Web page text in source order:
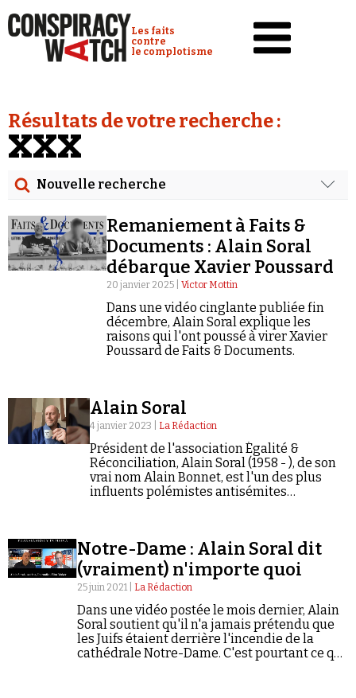
Conspiracy Watch :
Les faits
contre
le complotisme
Analyses
Vidéos
Émissions
Revues de presse
Newsletter
Faire un don
Demander à Vera
Résultats de votre recherche :
XXX
Nouvelle recherche
Date
Rechercher dans tous les contenus
Cibler votre recherche
Rechercher
Remaniement à Faits &
Documents : Alain Soral
débarque Xavier Poussard
20 janvier 2025 | Victor Mottin
Dans une vidéo cinglante publiée fin
décembre, Alain Soral explique les
raisons qui l'ont poussé à virer Xavier
Poussard de Faits & Documents.
Alain Soral
4 janvier 2023 | La Rédaction
Président de l'association Égalité &
Réconciliation, Alain Soral (1958 - ), de son
vrai nom Alain Bonnet, est l'un des plus
influents polémistes antisémites
Notre-Dame : Alain Soral dit
(vraiment) n'importe quoi
25 juin 2021 | La Rédaction
Dans une vidéo postée le mois dernier, Alain
Soral soutient qu'il n'a jamais prétendu que
les Juifs étaient derrière l'incendie de la
cathédrale Notre-Dame. C'est pourtant ce qui